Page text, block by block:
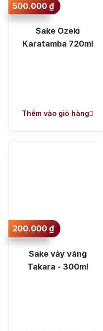
500.000₫
Sake Ozeki
Karatamba 720ml
Thêm vào giỏ hàng
200.000₫
Sake vảy vàng
Takara - 300ml